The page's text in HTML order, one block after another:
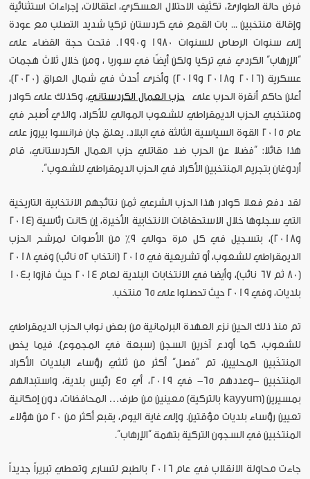
فرض حالة الطوارئ، تكثيف الاحتلال العسكري، اعتقالات، إجراءات استثنائية
وإقالة منتخبين ... بات القمع في كردستان تركيا شديد التصلب مع عودة
إلى سنوات الرصاص للسنوات 1980 و1990. فتحت حجة القضاء على
“الإرهاب” الكردي في تركيا ولكن أيضًا في سوريا ، ومن خلال ثلاث هجمات
عسكرية (2016 و2018 و2019) وأخرى أحدث في شمال العراق (2020)،
أعلن حاكم أنقرة الحرب على حزب العمال الكردستاني، وكذلك على كوادر
ومنتخبي الحزب الديمقراطي للشعوب الموالي للأكراد، والذي أصبح في
عام 2015 القوة السياسية الثالثة في البلاد. يعلق جان فرانسوا بيروز على
هذا قائلا: “فضلا عن الحرب ضد مقاتلي حزب العمال الكردستاني، قام
أردوغان بتجريم المنتخبين الأكراد في الحزب الديمقراطي للشعوب”.
لقد دفع فعلا كوادر هذا الحزب الشرعي ثمن نتائجهم الانتخابية التاريخية
التي سجلوها خلال الاستحقاقات الانتخابية الأخيرة، إن كانت رئاسية (2014
و2018)، بتسجيل في كل مرة حوالي 9٪ من الأصوات لمرشح الحزب
الديمقراطي للشعوب، أو تشريعية في 2015 (انتخاب 52 نائب) وفي 2018
(80 ثم 67 نائب)، وأيضا في الانتخابات البلدية لعام 2014 حيث فازوا بـ104
بلديات، وفي 2019 حيث تحصلوا على 65 منتخب.
تم منذ ذلك الحين نزع العهدة البرلمانية من بعض نواب الحزب الديمقراطي
للشعوب، كما أودع آخرين السجن (سبعة في المجموع). فيما يخص
المنتخَبين المحليين، تم “فصل” أكثر من ثلثي رؤساء البلديات الأكراد
المنتخبين -وعددهم 65- في 2019، أي 45 رئيس بلدية، واستبدالهم
بمسيرين (kayyum بالتركية) معينين من طرف… المحافظات، دون إمكانية
تعيين رؤساء بلديات مؤقتين. وإلى غاية اليوم، يقبع أكثر من 20 من هؤلاء
المنتخبين في السجون التركية بتهمة “الإرهاب”.
جاءت محاولة الانقلاب في عام 2016 بالطبع لتسارع وتعطي تبريراً جديداً